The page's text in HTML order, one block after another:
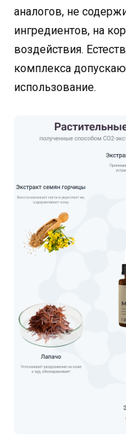
аналогов, не
ингредиентов, на
воздействия.
комплекса
использование.